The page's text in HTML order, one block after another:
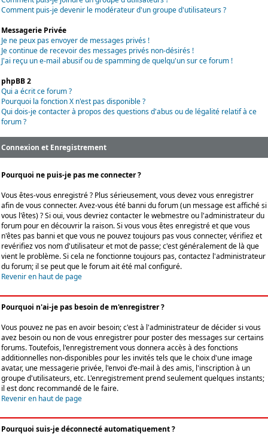
Comment puis-je devenir le modérateur d'un groupe d'utilisateurs ?
Messagerie Privée
Je ne peux pas envoyer de messages privés !
Je continue de recevoir des messages privés non-désirés !
J'ai reçu un e-mail abusif ou de spamming de quelqu'un sur ce forum !
phpBB 2
Qui a écrit ce forum ?
Pourquoi la fonction X n'est pas disponible ?
Qui dois-je contacter à propos des questions d'abus ou de légalité relatif à ce
forum ?
Connexion et Enregistrement
Pourquoi ne puis-je pas me connecter ?
Vous êtes-vous enregistré ? Plus sérieusement, vous devez vous enregistrer
afin de vous connecter. Avez-vous été banni du forum (un message est affiché si
vous l'êtes) ? Si oui, vous devriez contacter le webmestre ou l'administrateur du
forum pour en découvrir la raison. Si vous vous êtes enregistré et que vous
n'êtes pas banni et que vous ne pouvez toujours pas vous connecter, vérifiez et
revérifiez vos nom d'utilisateur et mot de passe; c'est généralement de là que
vient le problème. Si cela ne fonctionne toujours pas, contactez l'administrateur
du forum; il se peut que le forum ait été mal configuré.
Revenir en haut de page
Pourquoi n'ai-je pas besoin de m'enregistrer ?
Vous pouvez ne pas en avoir besoin; c'est à l'administrateur de décider si vous
avez besoin ou non de vous enregistrer pour poster des messages sur certains
forums. Toutefois, l'enregistrement vous donnera accès à des fonctions
additionnelles non-disponibles pour les invités tels que le choix d'une image
avatar, une messagerie privée, l'envoi d'e-mail à des amis, l'inscription à un
groupe d'utilisateurs, etc. L'enregistrement prend seulement quelques instants;
il est donc recommandé de le faire.
Revenir en haut de page
Pourquoi suis-je déconnecté automatiquement ?